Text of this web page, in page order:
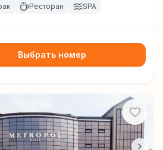
Ресторан SPA
Выбрать номер